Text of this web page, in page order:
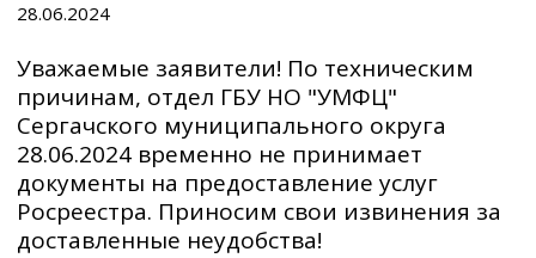
28.06.2024
Уважаемые заявители! По техническим
причинам, отдел ГБУ НО "УМФЦ"
Сергачского муниципального округа
28.06.2024 временно не принимает
документы на предоставление услуг
Росреестра. Приносим свои извинения за
доставленные неудобства!